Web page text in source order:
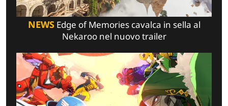
NEWSEdge of Memories cavalca in sella al
Nekaroo nel nuovo trailer